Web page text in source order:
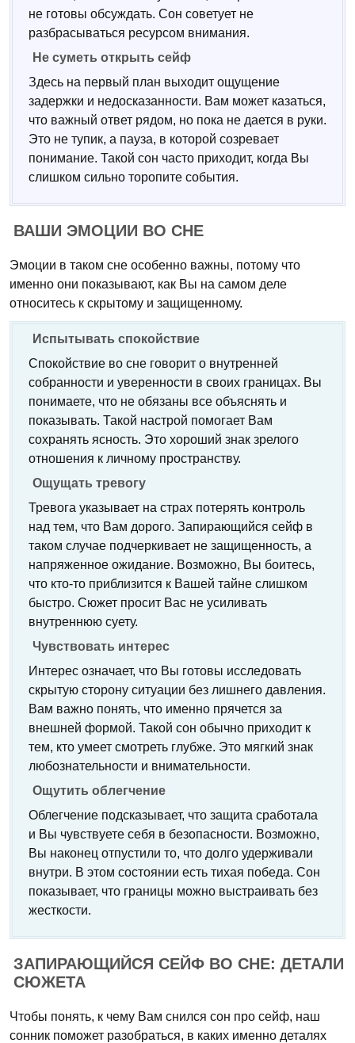
не готовы обсуждать. Сон советует не
разбрасываться ресурсом внимания.
Не суметь открыть сейф
Здесь на первый план выходит ощущение
задержки и недосказанности. Вам может казаться,
что важный ответ рядом, но пока не дается в руки.
Это не тупик, а пауза, в которой созревает
понимание. Такой сон часто приходит, когда Вы
слишком сильно торопите события.
ВАШИ ЭМОЦИИ ВО СНЕ
Эмоции в таком сне особенно важны, потому что
именно они показывают, как Вы на самом деле
относитесь к скрытому и защищенному.
Испытывать спокойствие
Спокойствие во сне говорит о внутренней
собранности и уверенности в своих границах. Вы
понимаете, что не обязаны все объяснять и
показывать. Такой настрой помогает Вам
сохранять ясность. Это хороший знак зрелого
отношения к личному пространству.
Ощущать тревогу
Тревога указывает на страх потерять контроль
над тем, что Вам дорого. Запирающийся сейф в
таком случае подчеркивает не защищенность, а
напряженное ожидание. Возможно, Вы боитесь,
что кто-то приблизится к Вашей тайне слишком
быстро. Сюжет просит Вас не усиливать
внутреннюю суету.
Чувствовать интерес
Интерес означает, что Вы готовы исследовать
скрытую сторону ситуации без лишнего давления.
Вам важно понять, что именно прячется за
внешней формой. Такой сон обычно приходит к
тем, кто умеет смотреть глубже. Это мягкий знак
любознательности и внимательности.
Ощутить облегчение
Облегчение подсказывает, что защита сработала
и Вы чувствуете себя в безопасности. Возможно,
Вы наконец отпустили то, что долго удерживали
внутри. В этом состоянии есть тихая победа. Сон
показывает, что границы можно выстраивать без
жесткости.
ЗАПИРАЮЩИЙСЯ СЕЙФ ВО СНЕ: ДЕТАЛИ
СЮЖЕТА
Чтобы понять, к чему Вам снился сон про сейф, наш
сонник поможет разобраться, в каких именно деталях